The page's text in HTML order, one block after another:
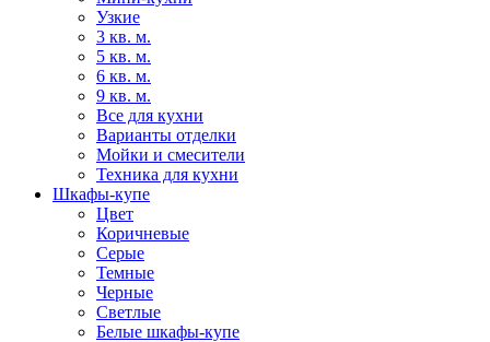
Узкие
3 кв. м.
5 кв. м.
6 кв. м.
9 кв. м.
Все для кухни
Варианты отделки
Мойки и смесители
Техника для кухни
Шкафы-купе
Цвет
Коричневые
Серые
Темные
Черные
Светлые
Белые шкафы-купе